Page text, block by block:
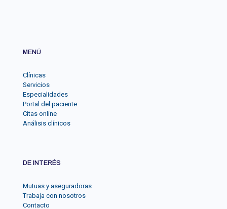
MENÚ
Clínicas
Servicios
Especialidades
Portal del paciente
Citas online
Análisis clínicos
DE INTERÉS
Mutuas y aseguradoras
Trabaja con nosotros
Contacto